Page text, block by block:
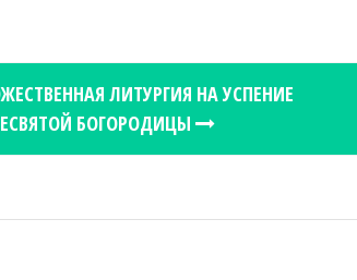
ЛИТУРГИЯ НА УСПЕНИЕ
БОГОРОДИЦЫ